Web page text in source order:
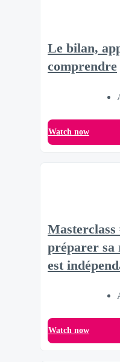
Le bilan,
comprendre
Watch now
Masterclass
préparer sa
est
Watch now